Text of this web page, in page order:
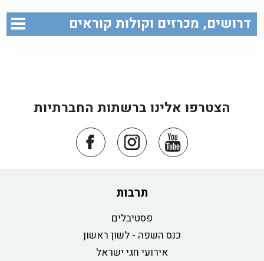
דרושים, מכרזים וקולות קוראים
הצטרפו אלינו ברשתות החברתיות
תרבות
פסטיבלים
כנס השפה - לשון ראשון
אירועי חגי ישראל